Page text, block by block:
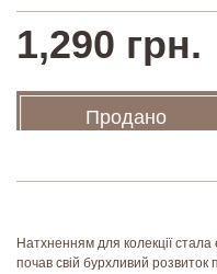
1,290 грн.
Продано
Натхненням для колекції
почав свій бурхливий розвиток